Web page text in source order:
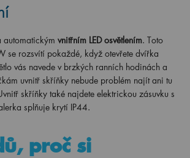
automatickým vnitřním LED osvětlením. Toto
se rozsvítí pokaždé, když otevřete dvířka
vás navede v brzkých ranních hodinách a
uvnitř skříňky nebude problém najít ani tu
skříňky také najdete elektrickou zásuvku s
splňuje krytí IP44.
proč si